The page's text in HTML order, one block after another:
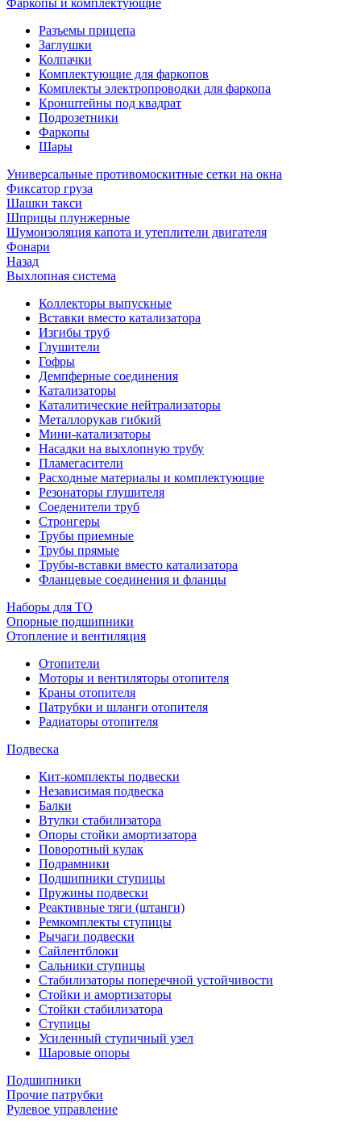
Фаркопы и комплектующие
Разъемы прицепа
Заглушки
Колпачки
Комплектующие для фаркопов
Комплекты электропроводки для фаркопа
Кронштейны под квадрат
Подрозетники
Фаркопы
Шары
Универсальные противомоскитные сетки на окна
Фиксатор груза
Шашки такси
Шприцы плунжерные
Шумоизоляция капота и утеплители двигателя
Фонари
Назад
Выхлопная система
Коллекторы выпускные
Вставки вместо катализатора
Изгибы труб
Глушители
Гофры
Демпферные соединения
Катализаторы
Каталитические нейтрализаторы
Металлорукав гибкий
Мини-катализаторы
Насадки на выхлопную трубу
Пламегасители
Расходные материалы и комплектующие
Резонаторы глушителя
Соеденители труб
Стронгеры
Трубы приемные
Трубы прямые
Трубы-вставки вместо катализатора
Фланцевые соединения и фланцы
Наборы для ТО
Опорные подшипники
Отопление и вентиляция
Отопители
Моторы и вентиляторы отопителя
Краны отопителя
Патрубки и шланги отопителя
Радиаторы отопителя
Подвеска
Кит-комплекты подвески
Независимая подвеска
Балки
Втулки стабилизатора
Опоры стойки амортизатора
Поворотный кулак
Подрамники
Подшипники ступицы
Пружины подвески
Реактивные тяги (штанги)
Ремкомплекты ступицы
Рычаги подвески
Сайлентблоки
Сальники ступицы
Стабилизаторы поперечной устойчивости
Стойки и амортизаторы
Стойки стабилизатора
Ступицы
Усиленный ступичный узел
Шаровые опоры
Подшипники
Прочие патрубки
Рулевое управление